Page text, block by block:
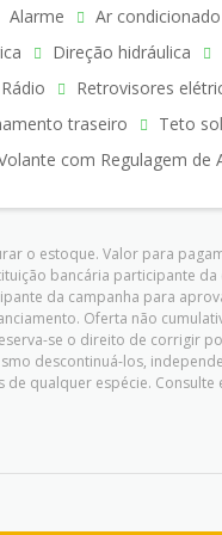
Alarme Ar condicionado
Direção hidráulica
Retrovisores
traseiro
Teto
com Regulagem de
o estoque. Valor para
bancária participante
da campanha para
Oferta não
se o direito de corrigir
descontinuá-los,
qualquer espécie.